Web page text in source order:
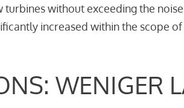
without exceeding the
increased within the scope
WENIGER